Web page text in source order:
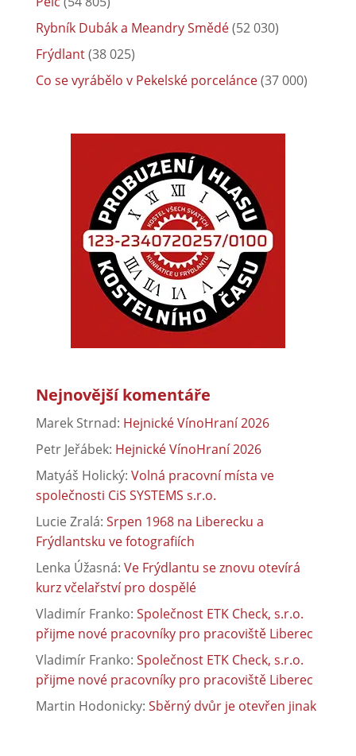
Rybník Dubák a Meandry Smědé(52 030)
Frýdlant(38 025)
Co se vyrábělo v Pekelské porcelánce(37 000)
Nejnovější komentáře
Marek Strnad: Hejnické VínoHraní 2026
Petr Jeřábek: Hejnické VínoHraní 2026
Matyáš Holický: Volná pracovní místa ve
společnosti CiS SYSTEMS s.r.o.
Lucie Zralá: Srpen 1968 na Liberecku a
Frýdlantsku ve fotografiích
Lenka Úžasná: Ve Frýdlantu se znovu otevírá
kurz včelařství pro dospělé
Vladimír Franko: Společnost ETK Check, s.r.o.
přijme nové pracovníky pro pracoviště Liberec
Vladimír Franko: Společnost ETK Check, s.r.o.
přijme nové pracovníky pro pracoviště Liberec
Martin Hodonicky: Sběrný dvůr je otevřen jinak